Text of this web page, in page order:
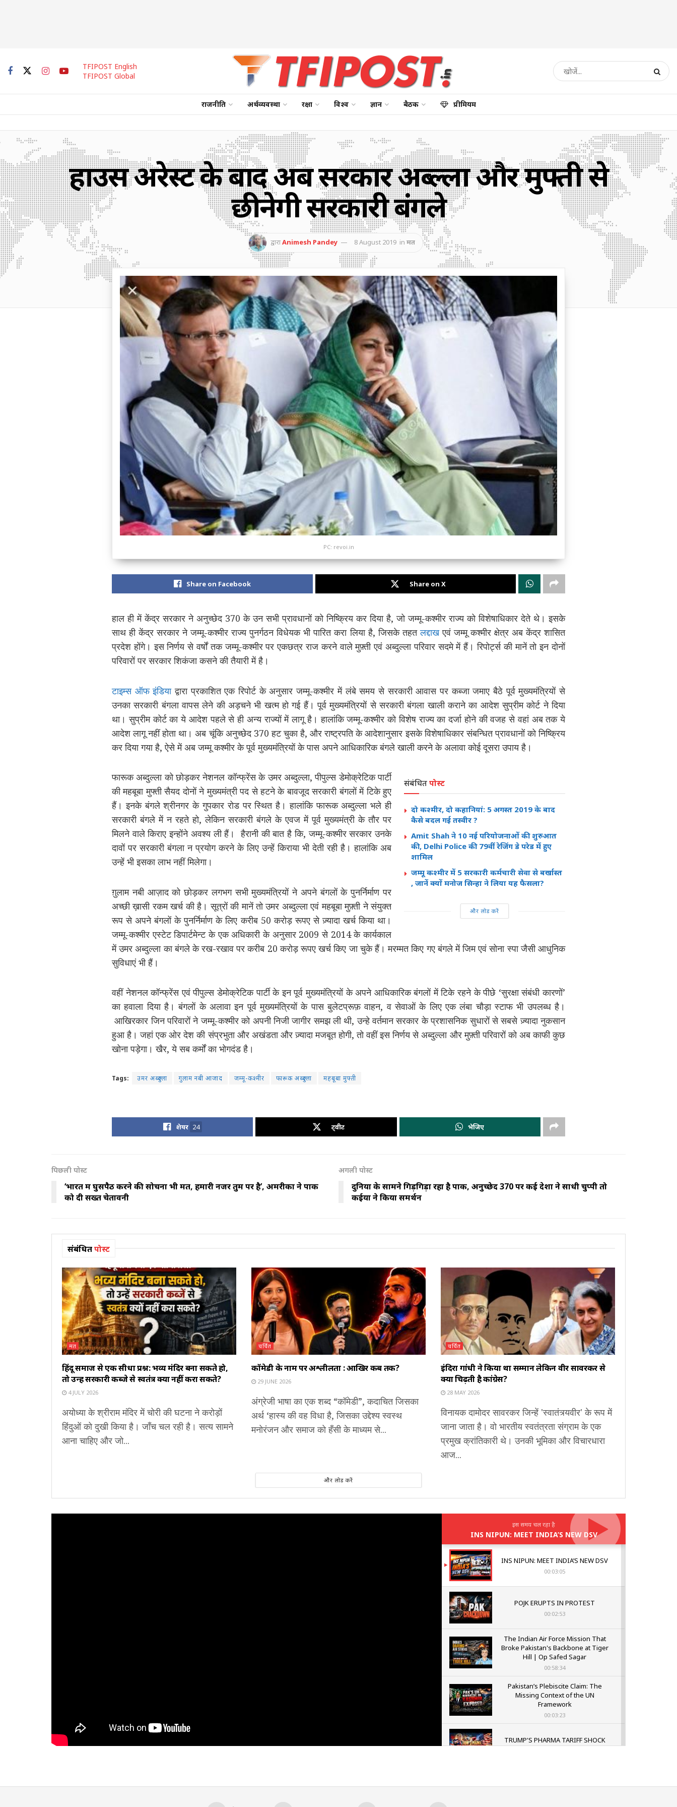
TFIPOST English
TFIPOST Global
राजनीति अर्थव्यवस्था रक्षा विश्व ज्ञान बैठक प्रीमियम
हाउस अरेस्ट के बाद अब सरकार अब्दुल्ला और मुफ्ती से
छीनेगी सरकारी बंगले
द्वाराAnimesh Pandey 8 August 2019 in मत
PC: revoi.in
Share on Facebook Share on X
हाल ही में केंद्र सरकार ने अनुच्छेद 370 के उन सभी प्रावधानों को निष्क्रिय कर दिया है, जो जम्मू-कश्मीर राज्य को विशेषाधिकार देते थे। इसके
साथ ही केंद्र सरकार ने जम्मू-कश्मीर राज्य पुनर्गठन विधेयक भी पारित करा लिया है, जिसके तहतलद्दाखएवं जम्मू कश्मीर क्षेत्र अब केंद्र शासित
प्रदेश होंगे। इस निर्णय से वर्षों तक जम्मू-कश्मीर पर एकछत्र राज करने वाले मुफ़्ती एवं अब्दुल्ला परिवार सदमे में हैं। रिपोर्ट्स की मानें तो इन दोनों
परिवारों पर सरकार शिकंजा कसने की तैयारी में है।
टाइम्स ऑफ इंडियाद्वारा प्रकाशित एक रिपोर्ट के अनुसार जम्मू-कश्मीर में लंबे समय से सरकारी आवास पर कब्जा जमाए बैठे पूर्व मुख्यमंत्रियों से
उनका सरकारी बंगला वापस लेने की अड़चने भी खत्म हो गई हैं। पूर्व मुख्यमंत्रियों से सरकारी बंगला खाली कराने का आदेश सुप्रीम कोर्ट ने दिया
था। सुप्रीम कोर्ट का ये आदेश पहले से ही अन्य राज्यों में लागू है। हालांकि जम्मू-कश्मीर को विशेष राज्य का दर्जा होने की वजह से वहां अब तक ये
आदेश लागू नहीं होता था। अब चूंकि अनुच्छेद 370 हट चुका है, और राष्ट्रपति के आदेशानुसार इसके विशेषाधिकार संबन्धित प्रावधानों को निष्क्रिय
कर दिया गया है, ऐसे में अब जम्मू कश्मीर के पूर्व मुख्यमंत्रियों के पास अपने आधिकारिक बंगले खाली करने के अलावा कोई दूसरा उपाय है।
संबंधितपोस्ट
दो कश्मीर, दो कहानियां: 5 अगस्त 2019 के बाद
कैसे बदल गई तस्वीर ?
Amit Shah ने 10 नई परियोजनाओं की शुरुआत
की, Delhi Police की 79वीं रेजिंग डे परेड में हुए
शामिल
जम्मू कश्मीर में 5 सरकारी कर्मचारी सेवा से बर्खास्त
, जानें क्यों मनोज सिन्हा ने लिया यह फैसला?
और लोड करें
फारूक अब्दुल्ला को छोड़कर नेशनल कॉन्फ्रेंस के उमर अब्दुल्ला, पीपुल्स डेमोक्रेटिक पार्टी
की महबूबा मुफ्ती सैयद दोनों ने मुख्यमंत्री पद से हटने के बावजूद सरकारी बंगलों में टिके हुए
हैं। इनके बंगले श्रीनगर के गुपकार रोड पर स्थित है। हालांकि फारूक अब्दुल्ला भले ही
सरकारी बंगले में न रहते हो, लेकिन सरकारी बंगले के एवज में पूर्व मुख्यमंत्री के तौर पर
मिलने वाले किराए इन्होंने अवश्य ली हैं। हैरानी की बात है कि, जम्मू-कश्मीर सरकार उनके
दावों पर सरकारी बंगला न प्रयोग करने के लिए उन्हें किराया भी देती रही है। हालांकि अब
उन्हें भी इसका लाभ नहीं मिलेगा।
ग़ुलाम नबी आज़ाद को छोड़कर लगभग सभी मुख्यमंत्रियों ने अपने बंगलों के पुनर्निर्माण पर
अच्छी ख़ासी रकम खर्च की है। सूत्रों की मानें तो उमर अब्दुल्ला एवं महबूबा मुफ़्ती ने संयुक्त
रूप से अपने बंगलों के पुनर्निर्माण के लिए करीब 50 करोड़ रूपए से ज़्यादा खर्च किया था।
जम्मू-कश्मीर एस्टेट डिपार्टमेन्ट के एक अधिकारी के अनुसार 2009 से 2014 के कार्यकाल
में उमर अब्दुल्ला का बंगले के रख-रखाव पर करीब 20 करोड़ रूपए खर्च किए जा चुके हैं। मरम्मत किए गए बंगले में जिम एवं सोना स्पा जैसी आधुनिक
सुविधाएं भी हैं।
वहीं नेशनल कॉन्फ्रेंस एवं पीपुल्स डेमोक्रेटिक पार्टी के इन पूर्व मुख्यमंत्रियों के अपने आधिकारिक बंगलों में टिके रहने के पीछे ‘सुरक्षा संबंधी कारणों’
का हवाला दिया है। बंगलों के अलावा इन पूर्व मुख्यमंत्रियों के पास बुलेटप्रूफ़ वाहन, व सेवाओं के लिए एक लंबा चौड़ा स्टाफ भी उपलब्ध है।
आखिरकार जिन परिवारों ने जम्मू-कश्मीर को अपनी निजी जागीर समझ ली थी, उन्हे वर्तमान सरकार के प्रशासनिक सुधारों से सबसे ज़्यादा नुकसान
हुआ है। जहां एक ओर देश की संप्रभुता और अखंडता और ज़्यादा मजबूत होगी, तो वहीं इस निर्णय से अब्दुल्ला और मुफ़्ती परिवारों को अब काफी कुछ
खोना पड़ेगा। खैर, ये सब कर्मों का भोगदंड है।
Tags: उमर अब्दुल्ला गुलाम नबी आजाद जम्मू-कश्मीर फारूक अब्दुल्ला महबूबा मुफ्ती
शेयर 24 ट्वीट भेजिए
पिछली पोस्ट
‘भारत में घुसपैठ करने की सोचना भी मत, हमारी नजर तुम पर है’, अमरीका ने पाक
को दी सख्त चेतावनी
अगली पोस्ट
दुनिया के सामने गिड़गिड़ा रहा है पाक, अनुच्छेद 370 पर कई देशों ने साधी चुप्पी तो
कईयों ने किया समर्थन
संबंधितपोस्ट
मत
हिंदू समाज से एक सीधा प्रश्न: भव्य मंदिर बना सकते हो,
तो उन्हें सरकारी कब्जे से स्वतंत्र क्यों नहीं करा सकते?
4 JULY 2026
अयोध्या के श्रीराम मंदिर में चोरी की घटना ने करोड़ों
हिंदुओं को दुखी किया है। जाँच चल रही है। सत्य सामने
आना चाहिए और जो...
चर्चित
कॉमेडी के नाम पर अश्लीलता : आखिर कब तक?
29 JUNE 2026
अंग्रेजी भाषा का एक शब्द “कॉमेडी”, कदाचित जिसका
अर्थ ‘हास्य की वह विधा है, जिसका उद्देश्य स्वस्थ
मनोरंजन और समाज को हँसी के माध्यम से...
चर्चित
इंदिरा गांधी ने किया था सम्मान लेकिन वीर सावरकर से
क्यों चिढ़ती है कांग्रेस?
28 MAY 2026
विनायक दामोदर सावरकर जिन्हें 'स्वातंत्र्यवीर' के रूप में
जाना जाता है। वो भारतीय स्वतंत्रता संग्राम के एक
प्रमुख क्रांतिकारी थे। उनकी भूमिका और विचारधारा
आज...
और लोड करें
इस समय चल रहा है
INS NIPUN: MEET INDIA’S NEW DSV
INS NIPUN: MEET INDIA’S NEW DSV
00:03:05
POJK ERUPTS IN PROTEST
00:02:53
The Indian Air Force Mission That
Broke Pakistan's Backbone at Tiger
Hill | Op Safed Sagar
00:58:34
Pakistan’s Plebiscite Claim: The
Missing Context of the UN
Framework
00:03:23
TRUMP'S PHARMA TARIFF SHOCK